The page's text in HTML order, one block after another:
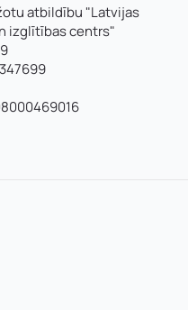
atbildību "Latvijas
izglītības centrs"